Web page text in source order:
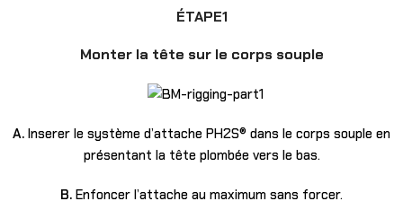
ÉTAPE1
Monter la tête sur le corps souple
A. Inserer le système d’attache PH2S® dans le corps souple en
présentant la tête plombée vers le bas.
B. Enfoncer l’attache au maximum sans forcer.